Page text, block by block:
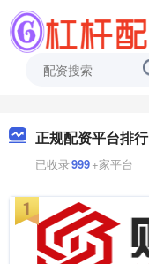
正规配资平台排行
已收录999+家平台